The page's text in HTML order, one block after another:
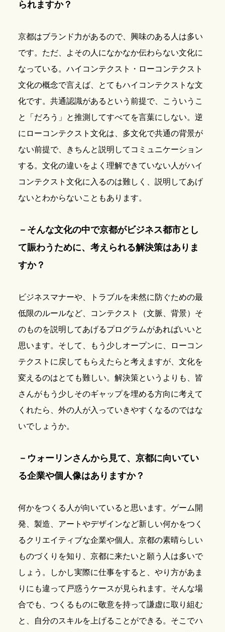
られますか？
京都はブランド力があるので、興味のある人は多い
です。ただ、よその人になかなか伝わらない文化に
なっている。ハイコンテクスト・ローコンテクスト
文化の概念で言えば、とてもハイコンテクストな文
化です。共通認識があるという前提で、こういうこ
と「だろう」と推測してすべてを言葉にしない。逆
にローコンテクスト文化は、多文化で共通の背景が
ない前提で、きちんと説明してコミュニケーション
する。文化の違いをよく理解できていない人がハイ
コンテクスト文化に入るのは難しく、説明してあげ
ないとわからないこともあります。
－そんな文化の中で京都がビジネス都市とし
て賑わうために、考えられる解決策はありま
すか？
ビジネスマナーや、トラブルを未然に防ぐための最
低限のルールなど、コンテクスト（文脈、背景）そ
のものを説明してあげるプログラムがあればいいと
思います。そして、もう少しオープンに、ローコン
テクストに戻してもらえたらと考えますが、文化を
変えるのはとても難しい。解決策というよりも、皆
さんがもう少しそのギャップを埋める方向に考えて
くれたら、外の人が入っていきやすくなるのではな
いでしょうか。
－ウォーリンさんから見て、京都に向いてい
る企業や個人像はありますか？
何かをつくる人が向いていると思います。ゲーム開
発、製造、アートやデザインなど新しい何かをつく
るクリエイティブな企業や個人。京都の素晴らしい
ものづくりを知り、京都に来たいと願う人は多いで
しょう。しかし実際に仕事をすると、やり方があま
りにも違って戸惑うケースが見られます。そんな場
合でも、つくるものに敬意を持って謙虚に取り組む
と、自分のスキルを上げることができる。そこでハ